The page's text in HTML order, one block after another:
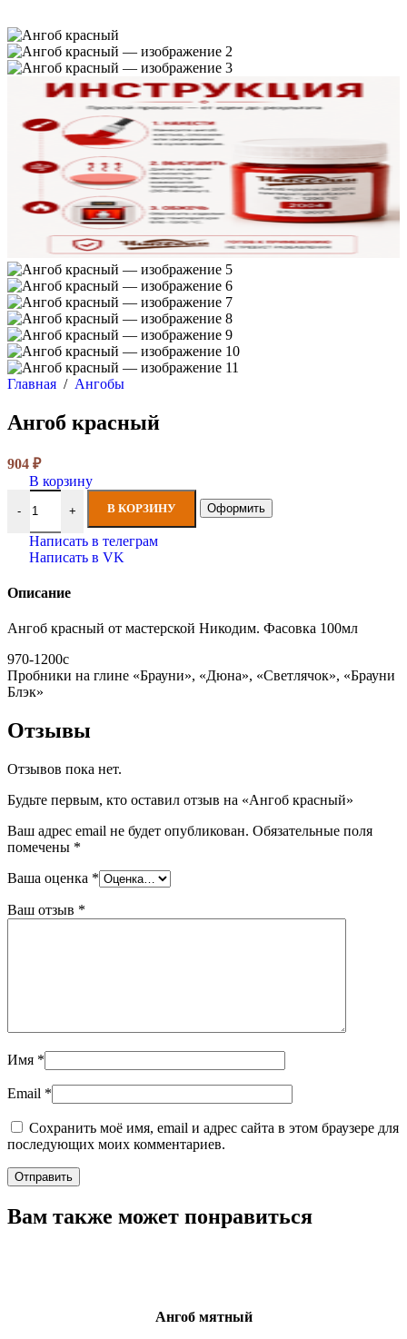
Главная / Ангобы
Ангоб красный
904 ₽
В корзину
-
Количество товара Ангоб красный
+ В КОРЗИНУ Оформить
Написать в телеграм
Написать в VK
Описание
Ангоб красный от мастерской Никодим. Фасовка 100мл
970-1200с
Пробники на глине «Брауни», «Дюна», «Светлячок», «Брауни
Блэк»
Отзывы
Отзывов пока нет.
Будьте первым, кто оставил отзыв на «Ангоб красный»
Ваш адрес email не будет опубликован. Обязательные поля
помечены *
Ваша оценка *
Ваш отзыв *
Имя *
Email *
Сохранить моё имя, email и адрес сайта в этом браузере для
последующих моих комментариев.
Вам также может понравиться
Ангоб мятный